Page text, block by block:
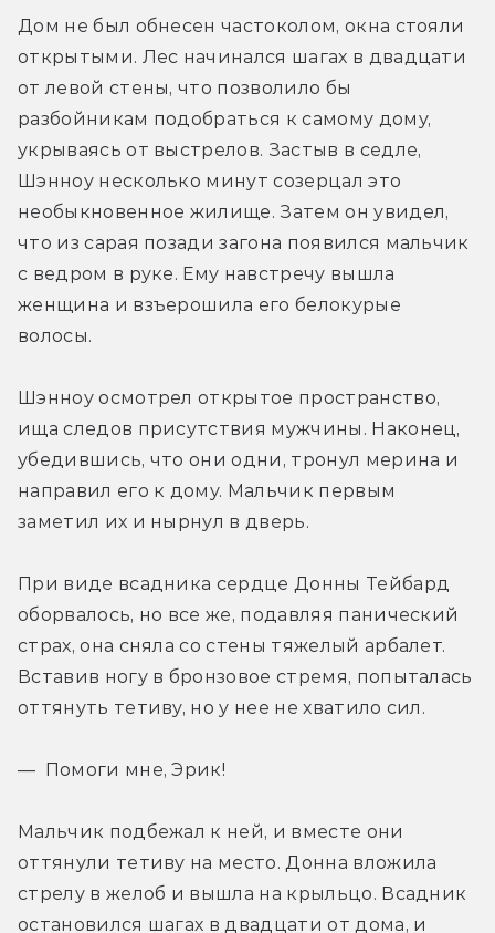
Дом не был обнесен частоколом, окна стояли
открытыми. Лес начинался шагах в двадцати
от левой стены, что позволило бы
разбойникам подобраться к самому дому,
укрываясь от выстрелов. Застыв в седле,
Шэнноу несколько минут созерцал это
необыкновенное жилище. Затем он увидел,
что из сарая позади загона появился мальчик
с ведром в руке. Ему навстречу вышла
женщина и взъерошила его белокурые
волосы.
Шэнноу осмотрел открытое пространство,
ища следов присутствия мужчины. Наконец,
убедившись, что они одни, тронул мерина и
направил его к дому. Мальчик первым
заметил их и нырнул в дверь.
При виде всадника сердце Донны Тейбард
оборвалось, но все же, подавляя панический
страх, она сняла со стены тяжелый арбалет.
Вставив ногу в бронзовое стремя, попыталась
оттянуть тетиву, но у нее не хватило сил.
— Помоги мне, Эрик!
Мальчик подбежал к ней, и вместе они
оттянули тетиву на место. Донна вложила
стрелу в желоб и вышла на крыльцо. Всадник
остановился шагах в двадцати от дома, и